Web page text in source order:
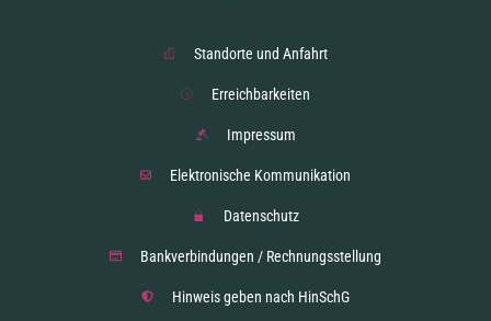
Standorte und Anfahrt
Erreichbarkeiten
Impressum
Elektronische Kommunikation
Datenschutz
Bankverbindungen / Rechnungsstellung
Hinweis geben nach HinSchG